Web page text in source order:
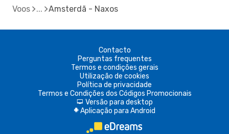
Voos Amsterdã - Naxos
Contacto
Perguntas frequentes
Termos e condições gerais
Utilização de cookies
Política de privacidade
Termos e Condições dos Códigos Promocionais
d Versão para desktop
A Aplicação para Android